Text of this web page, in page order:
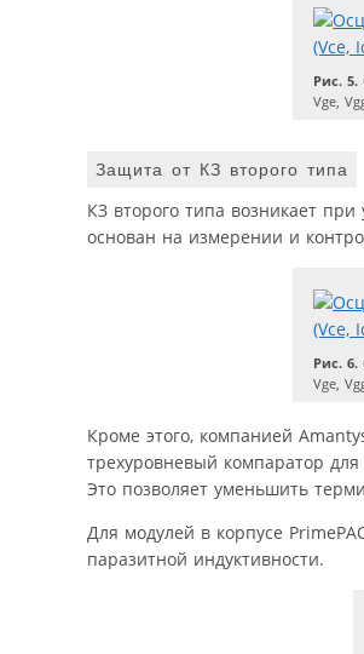
Рис. 5.
Vge,
Защита от КЗ второго типа
КЗ второго типа возникает
основан на измерении и
Рис. 6.
Vge,
Кроме этого, компанией
трехуровневый компаратор
Это позволяет уменьшить
Для модулей в корпусе
паразитной индуктивности.